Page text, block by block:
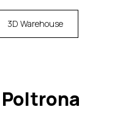
3D Warehouse